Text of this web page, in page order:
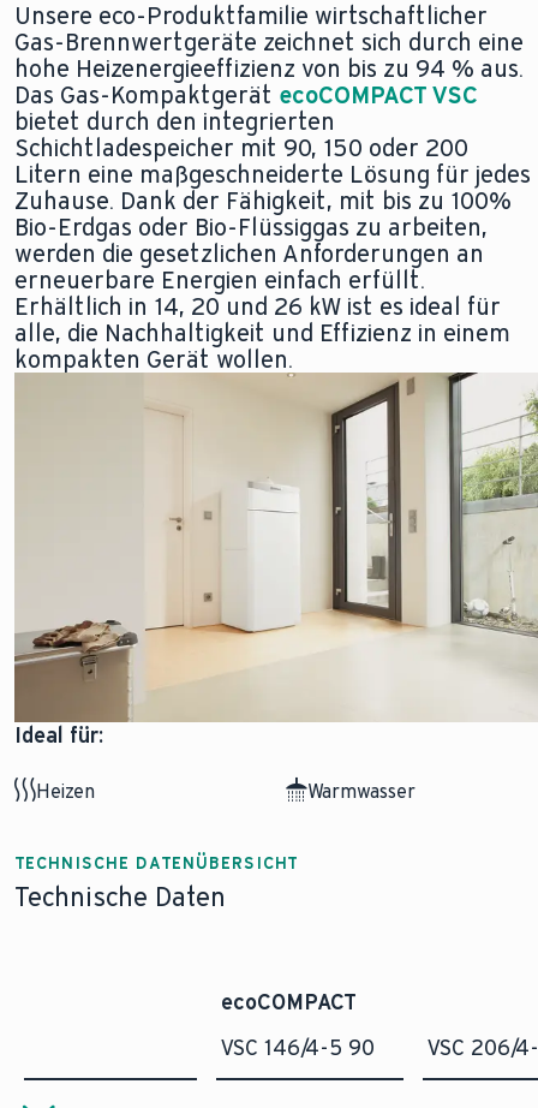
Unsere eco-Produktfamilie wirtschaftlicher
Gas-Brennwertgeräte zeichnet sich durch eine
hohe Heizenergieeffizienz von bis zu 94 % aus.
Das Gas-Kompaktgerät ecoCOMPACT VSC
bietet durch den integrierten
Schichtladespeicher mit 90, 150 oder 200
Litern eine maßgeschneiderte Lösung für jedes
Zuhause. Dank der Fähigkeit, mit bis zu 100%
Bio-Erdgas oder Bio-Flüssiggas zu arbeiten,
werden die gesetzlichen Anforderungen an
erneuerbare Energien einfach erfüllt.
Erhältlich in 14, 20 und 26 kW ist es ideal für
alle, die Nachhaltigkeit und Effizienz in einem
kompakten Gerät wollen.
Ideal für:
Heizen Warmwasser
TECHNISCHE DATENÜBERSICHT
Technische Daten
ecoCOMPACT
VSC 146/4-5 90
VSC 206/